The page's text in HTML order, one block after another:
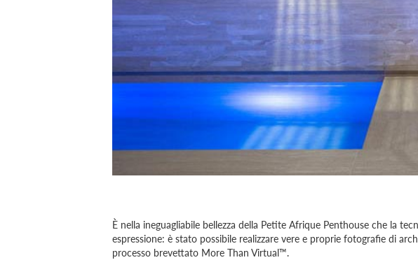
È nella ineguagliabile bellezza della Petite Afrique Penthouse che la
espressione: è stato possibile realizzare vere e proprie fotografie di
processo brevettato More Than Virtual™.